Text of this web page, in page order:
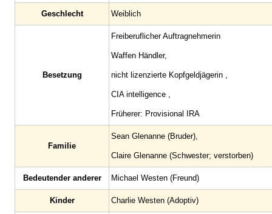
Geschlecht Weiblich
Besetzung
Freiberuflicher Auftragnehmerin
Waffen Händler,
nicht lizenzierte Kopfgeldjägerin ,
CIA intelligence ,
Früherer: Provisional IRA
Familie
Sean Glenanne (Bruder),
Claire Glenanne (Schwester; verstorben)
Bedeutender anderer Michael Westen (Freund)
Kinder Charlie Westen (Adoptiv)